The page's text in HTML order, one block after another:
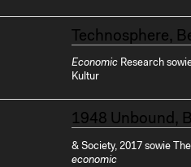
Technosphere,
Economic Research
Kultur
1948 Unbound,
& Society, 2017 sowie
economic